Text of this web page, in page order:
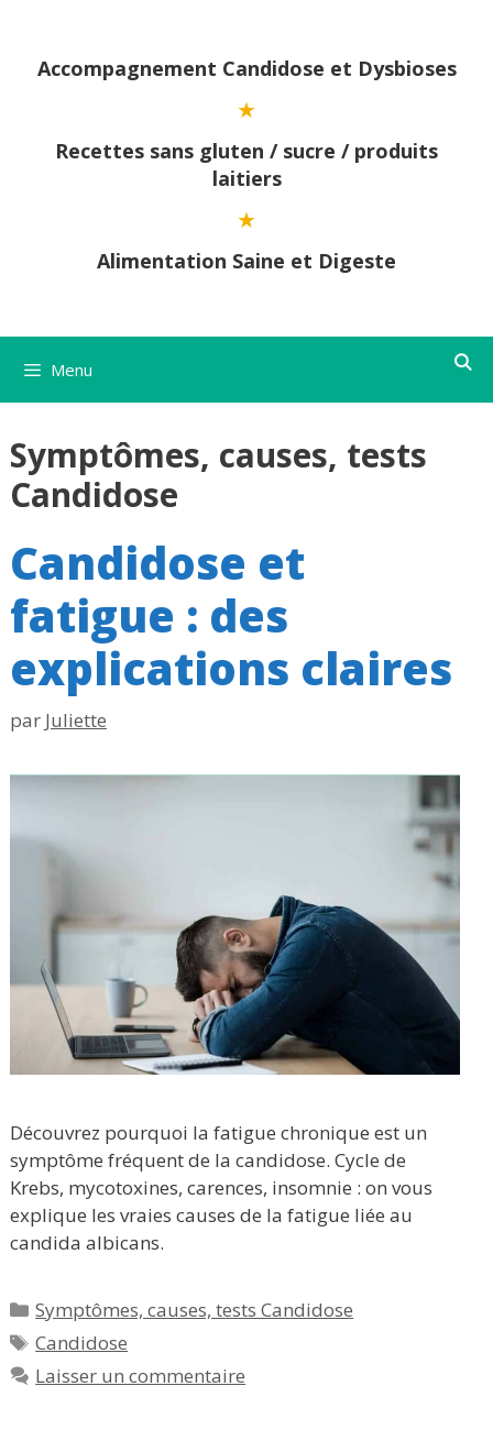
contenuAccompagnement Candidose et Dysbioses
Recettes sans gluten / sucre / produits
laitiers
Alimentation Saine et Digeste
Menu
Symptômes, causes, tests
Candidose
Candidose et
fatigue : des
explications claires
par Juliette
Découvrez pourquoi la fatigue chronique est un
symptôme fréquent de la candidose. Cycle de
Krebs, mycotoxines, carences, insomnie : on vous
explique les vraies causes de la fatigue liée au
candida albicans.
Catégories
Symptômes, causes, tests Candidose
Étiquettes
Candidose
Laisser un commentaire